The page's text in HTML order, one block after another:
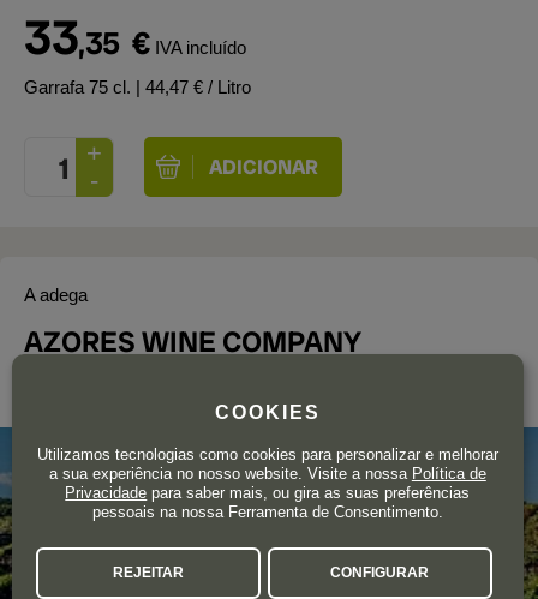
33,35 € IVA incluído
Garrafa 75 cl. | 44,47 € / Litro
A adega
AZORES WINE COMPANY
COOKIES
Utilizamos tecnologias como cookies para personalizar e melhorar
a sua experiência no nosso website. Visite a nossa Política de
Privacidade para saber mais, ou gira as suas preferências
pessoais na nossa Ferramenta de Consentimento.
REJEITAR CONFIGURAR